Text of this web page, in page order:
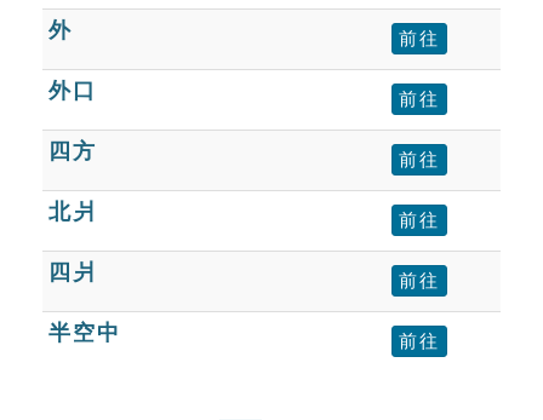
外 前往
外口 前往
四方 前往
北爿 前往
四爿 前往
半空中 前往